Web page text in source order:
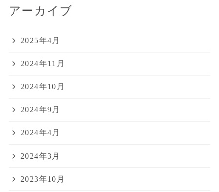
アーカイブ
2025年4月
2024年11月
2024年10月
2024年9月
2024年4月
2024年3月
2023年10月